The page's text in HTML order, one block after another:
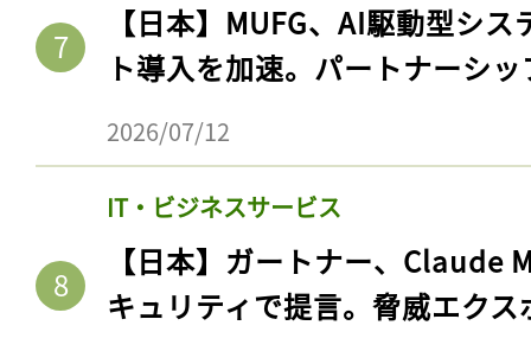
【日本】MUFG、AI駆動型シ
ト導入を加速。パートナーシ
2026/07/12
IT・ビジネスサービス
【日本】ガートナー、Claude
キュリティで提言。脅威エク
記事をお気に入りに
ログインが必